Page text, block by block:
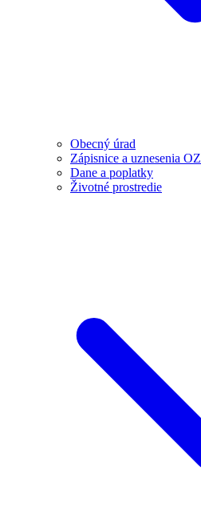
Obecný úrad
Zápisnice a uznesenia OZ
Dane a poplatky
Životné prostredie